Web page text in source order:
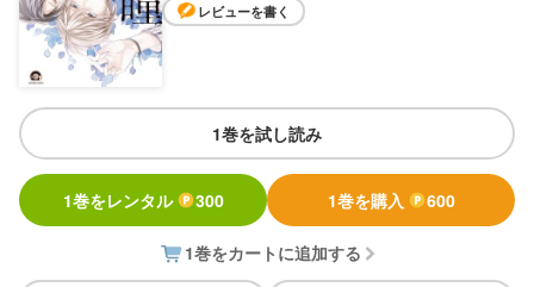
レビューを書く
1巻を試し読み
1巻をレンタル 300 1巻を購入 600
1巻をカートに追加する